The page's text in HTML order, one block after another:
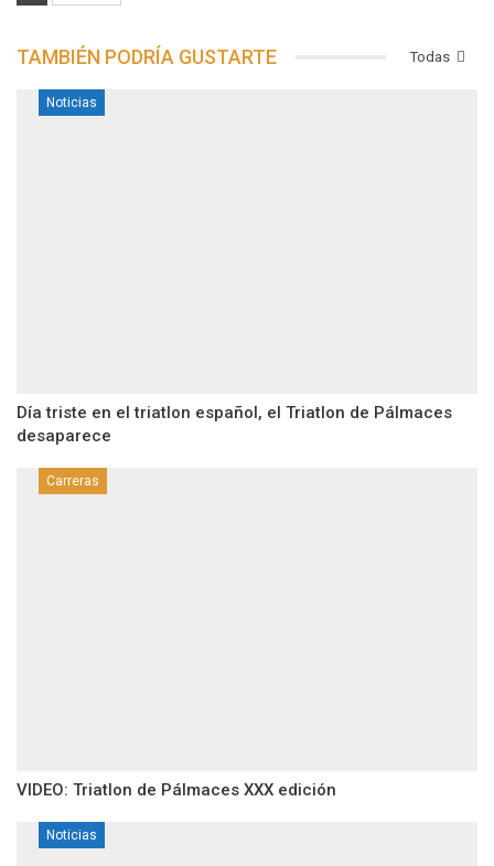
Todas
TAMBIÉN PODRÍA GUSTARTE
Noticias
Día triste en el triatlon español, el Triatlon de Pálmaces
desaparece
Carreras
VIDEO: Triatlon de Pálmaces XXX edición
Noticias